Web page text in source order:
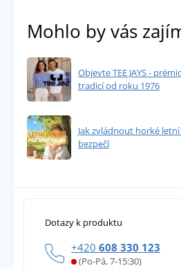
Mohlo by vás
Objevte TEE JAYS -
tradicí od roku 1976
Jak zvládnout horké
bezpečí
Dotazy k produktu
+420 608 330 123
(Po-Pá, 7-15:30)